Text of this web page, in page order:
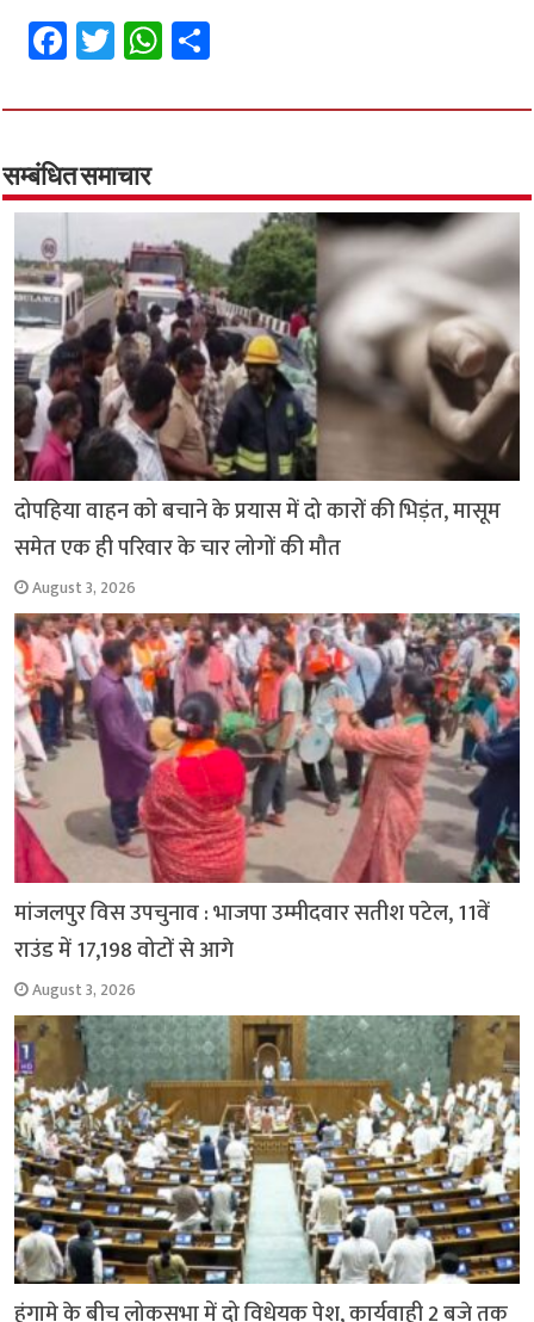
Fa
ce
b
o
o
k
T
wi
tt
er
W
h
at
p
p
ar
सम्बंधित समाचार
दोपहिया वाहन को बचाने के प्रयास में दो कारों की भिड़ंत, मासूम
समेत एक ही परिवार के चार लोगों की मौत
August 3, 2026
मांजलपुर विस उपचुनाव : भाजपा उम्मीदवार सतीश पटेल, 11वें
राउंड में 17,198 वोटों से आगे
August 3, 2026
हंगामे के बीच लोकसभा में दो विधेयक पेश, कार्यवाही 2 बजे तक